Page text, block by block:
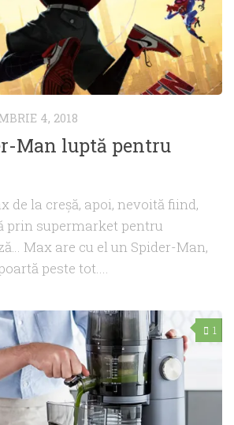
4, 2018
Man luptă pentru
de la creşă, apoi, nevoită fiind,
prin supermarket pentru
Max are cu el un Spider-Man,
peste tot....
1